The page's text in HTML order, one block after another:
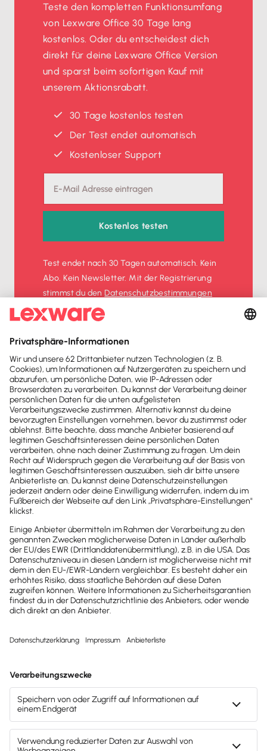
Teste den kompletten Funktionsumfang
von Lexware Office 30 Tage lang
kostenlos. Oder du entscheidest dich
direkt für deine Lexware Office Version
und sparst beim sofortigen Kauf mit
unserem Aktionsrabatt.
30 Tage kostenlos testen
Der Test endet automatisch
Kostenloser Support
Kostenlos testen
Test endet nach 30 Tagen automatisch. Kein
Abo. Kein Newsletter. Mit der Registrierung
stimmst du denDatenschutz­bestimmungen
und denAGBzu.
Sofort50%
Newsletter
Brandheiße
News direkt in
dein Postfach
wichtige News zu
Gesetzesänderungen,
hilfreiche Praxis-Tipps und
kostenlose Tools für
Unternehmen erhalten?
Dann abonniere unseren